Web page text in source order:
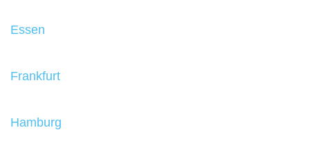
Essen
Frankfurt
Hamburg